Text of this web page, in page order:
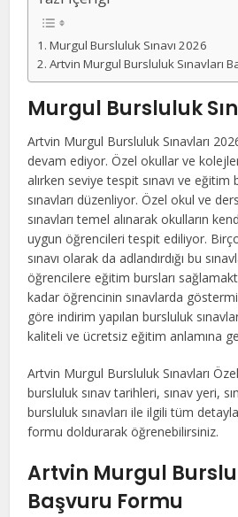
Murgul Bursluluk Sınavı 2026
Artvin Murgul Bursluluk Sınavları
Murgul Bursluluk
Artvin Murgul Bursluluk Sınavları
devam ediyor. Özel okullar ve
alırken seviye tespit sınavı ve
sınavları düzenliyor. Özel okul ve
sınavları temel alınarak okulların
uygun öğrencileri tespit ediliyor.
sınavı olarak da adlandırdığı bu
öğrencilere eğitim bursları
kadar öğrencinin sınavlarda
göre indirim yapılan bursluluk
kaliteli ve ücretsiz eğitim anlamına
Artvin Murgul Bursluluk Sınavları
bursluluk sınav tarihleri, sınav yeri,
bursluluk sınavları ile ilgili tüm
formu doldurarak öğrenebilirsiniz.
Artvin Murgul
Başvuru Formu